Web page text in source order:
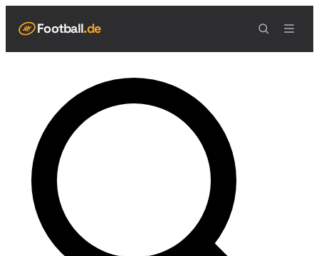
Football.de
Live Scores
Spielplan
Teams
Tabelle